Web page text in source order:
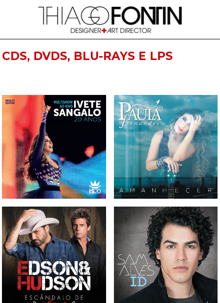
CDS, DVDS, BLU-RAYS E LPS
CD, DVD E BLU-RAY IVETE
SANGALO - MULTISHOW AO
VIVO 20 ANOS
CD PAULA FERNANDES -
AMANHECER
CD EDSON & HUDSON -
ESCÂNDALO DE AMOR
CD SAM ALVES - ID